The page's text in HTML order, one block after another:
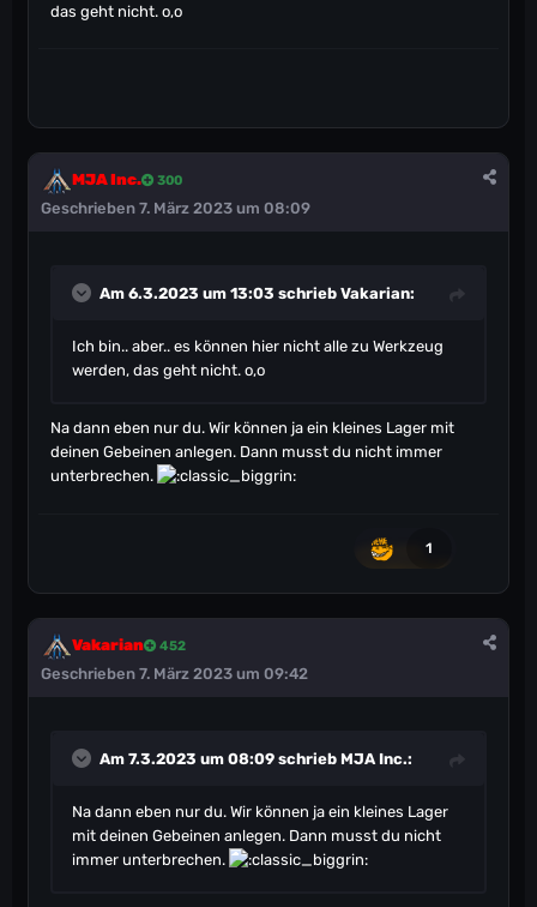
das geht nicht. o,o
MJA Inc. 300
Geschrieben 7. März 2023 um 08:09
Am 6.3.2023 um 13:03 schrieb Vakarian:
Ich bin.. aber.. es können hier nicht alle zu Werkzeug
werden, das geht nicht. o,o
Na dann eben nur du. Wir können ja ein kleines Lager mit
deinen Gebeinen anlegen. Dann musst du nicht immer
unterbrechen.
1
Vakarian 452
Geschrieben 7. März 2023 um 09:42
Am 7.3.2023 um 08:09 schrieb MJA Inc.:
Na dann eben nur du. Wir können ja ein kleines Lager
mit deinen Gebeinen anlegen. Dann musst du nicht
immer unterbrechen.